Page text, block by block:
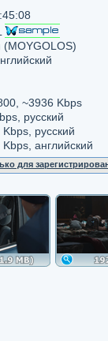
~3936 Kbps
русский
русский
английский
для